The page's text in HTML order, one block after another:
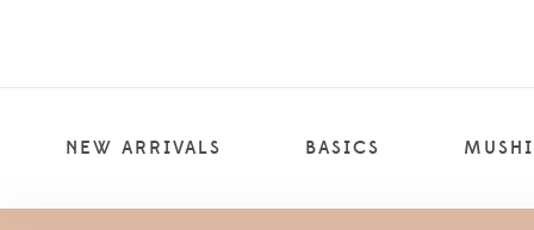
NEW ARRIVALS BASICS